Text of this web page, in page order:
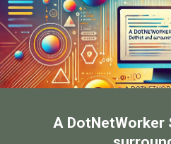
A DotNetWorker